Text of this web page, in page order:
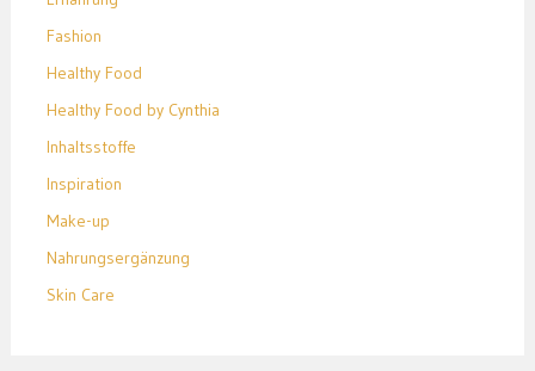
Fashion
Healthy Food
Healthy Food by Cynthia
Inhaltsstoffe
Inspiration
Make-up
Nahrungsergänzung
Skin Care